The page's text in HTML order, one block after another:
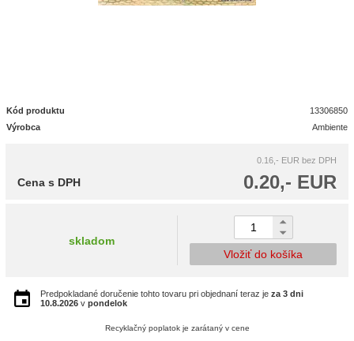
Kód produktu
13306850
Výrobca
Ambiente
0.16,- EUR bez DPH
0.20,- EUR
Cena s DPH
skladom
Vložiť do košíka
Predpokladané doručenie tohto tovaru pri objednaní teraz je za 3 dni
10.8.2026 v pondelok
Recyklačný poplatok je zarátaný v cene